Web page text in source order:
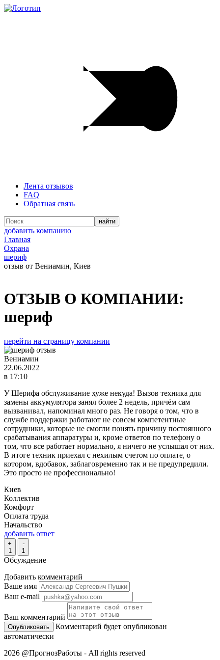
Лента отзывов
FAQ
Обратная связь
добавить компанию
Главная
Охрана
шериф
отзыв от Вениамин, Киев
ОТЗЫВ О КОМПАНИИ:
шериф
перейти на страницу компании
Вениамин
22.06.2022
в 17:10
У Шерифа обслуживание хуже некуда! Вызов техника для
замены аккумулятора занял более 2 недель, причём сам
вызванивал, напоминал много раз. Не говоря о том, что в
службе поддержки работают не совсем компетентные
сотрудники, которые не смогли понять причину постоянного
срабатывания аппаратуры и, кроме ответов по телефону о
том, что все работает нормально, я ничего не услышал от них.
В итоге техник приехал с нехилым счетом по оплате, о
котором, вдобавок, заблаговременно так и не предупредили.
Это просто не профессионально!
Киев
Коллектив
Комфорт
Оплата труда
Начальство
добавить ответ
+
1
-
1
Обсуждение
Добавить комментарий
Ваше имя
Ваш e-mail
Ваш комментарий
Комментарий будет опубликован
автоматически
2026 @ПрогнозРаботы - All rights reserved